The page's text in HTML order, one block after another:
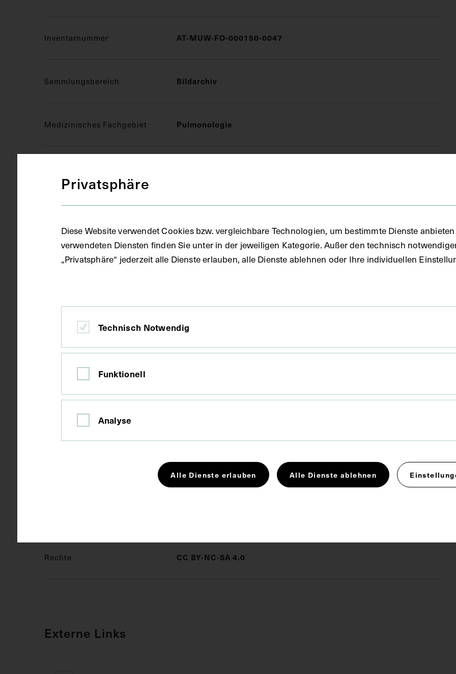
Inventarnummer AT-MUW-FO-000150-0047
Sammlungsbereich Bildarchiv
Medizinisches Fachgebiet Pulmonologie
Datierung 1906
Bildmaß inkl. Untergrund 18,7 x 23,6 cm
Innere Medizin Lungenheilstätte
Wald <Motiv>
Rechte CC BY-NC-SA 4.0
Externe Links
Privatsphäre
Diese Website verwendet Cookies bzw. vergleichbare Technologien, um bestimmte Dienste
verwendeten Diensten finden Sie unter in der jeweiligen Kategorie. Außer den technisch
„Privatsphäre“ jederzeit alle Dienste erlauben, alle Dienste ablehnen oder Ihre individuellen
Technisch Notwendig
Funktionell
Analyse
Alle Dienste erlauben Alle Dienste ablehnen